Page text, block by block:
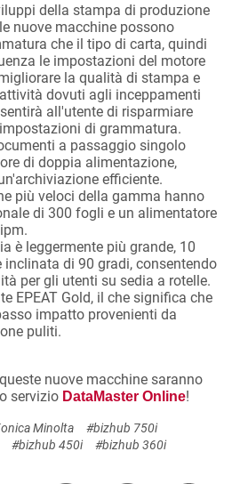
della stampa di produzione
nuove macchine possono
che il tipo di carta, quindi
le impostazioni del motore
la qualità di stampa e
dovuti agli inceppamenti
all'utente di risparmiare
di grammatura.
a passaggio singolo
di doppia alimentazione,
efficiente.
più veloci della gamma hanno
di 300 fogli e un alimentatore
è leggermente più grande, 10
inclinata di 90 gradi, consentendo
per gli utenti su sedia a rotelle.
EPEAT Gold, il che significa che
impatto provenienti da
puliti.
nuove macchine saranno
servizio DataMaster Online!
Minolta
#bizhub 750i
#bizhub 450i
#bizhub 360i